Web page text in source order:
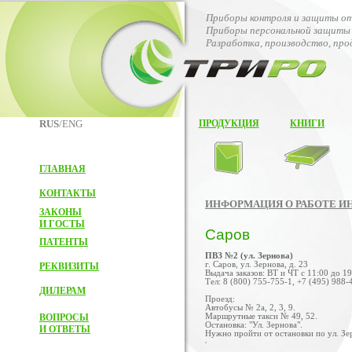
RUS/ENG
ГЛАВНАЯ
КОНТАКТЫ
ЗАКОНЫ
И ГОСТЫ
ПАТЕНТЫ
РЕКВИЗИТЫ
ДИЛЕРАМ
ВОПРОСЫ
И ОТВЕТЫ
Приборы контроля и защиты
Приборы персональной
Разработка, производство,
ПРОДУКЦИЯ КНИГИ
ИНФОРМАЦИЯ О РАБОТЕ
Саров
ПВЗ №2 (ул. Зернова)
г. Саров, ул. Зернова, д. 23
Выдача заказов: ВТ и ЧТ с 11:00 до
Тел: 8 (800) 755-755-1, +7 (495)
Проезд:
Автобусы № 2а, 2, 3, 9.
Маршрутные такси № 49, 52.
Остановка: "Ул. Зернова".
Нужно пройти от остановки по ул.